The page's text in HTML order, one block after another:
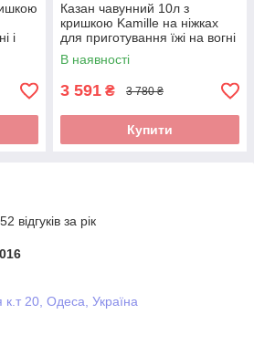
і
Казан чавунний 10л з
кришкою Kamille на ніжках
для приготування їжі на вогні
і плити KM-4802V
В наявності
3 591 ₴ 3 780 ₴
Купити
відгуків за рік
20, Одеса, Україна